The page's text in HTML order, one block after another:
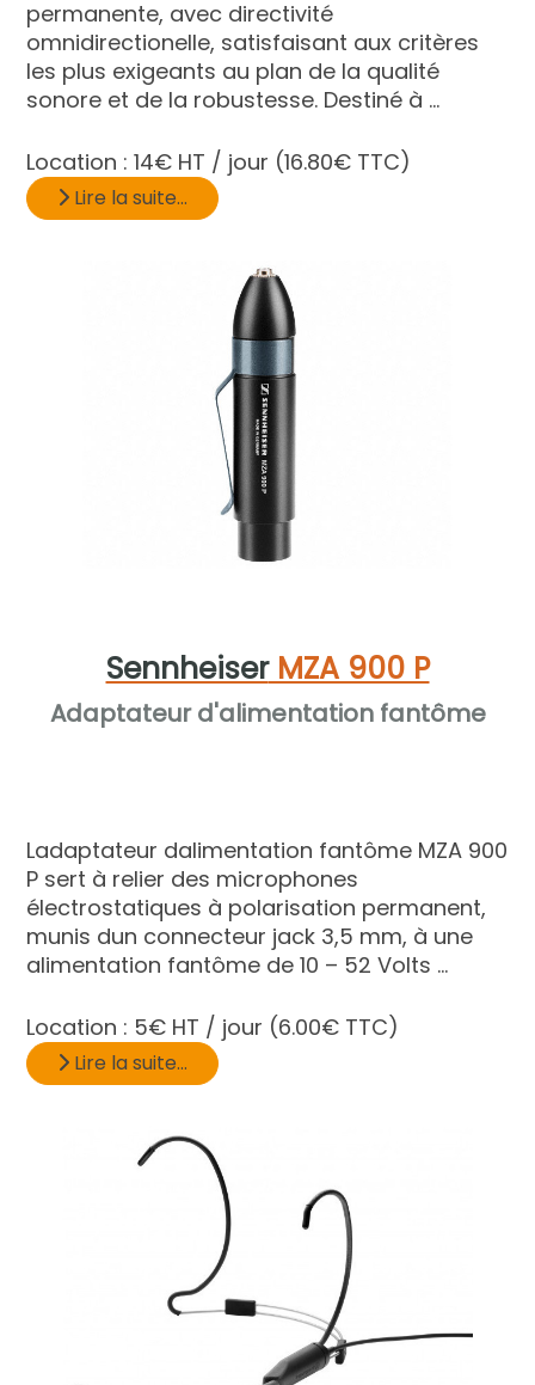
permanente, avec directivité
omnidirectionelle, satisfaisant aux critères
les plus exigeants au plan de la qualité
sonore et de la robustesse. Destiné à ...
Location :14€ HT / jour (16.80€ TTC)
Lire la suite...
SennheiserMZA 900 P
Adaptateur d'alimentation fantôme
Ladaptateur dalimentation fantôme MZA 900
P sert à relier des microphones
électrostatiques à polarisation permanent,
munis dun connecteur jack 3,5 mm, à une
alimentation fantôme de 10 – 52 Volts ...
Location : 5€ HT / jour (6.00€ TTC)
Lire la suite...